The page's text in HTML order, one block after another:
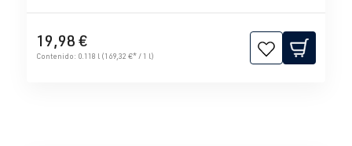
19,98 €
Contenido: 0.118 l (169,32 €* / 1 l)